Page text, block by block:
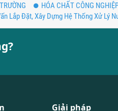
HÓA CHẤT CÔNG
Lắp Đặt, Xây Dựng Hệ Thống Xử Lý
Giải pháp